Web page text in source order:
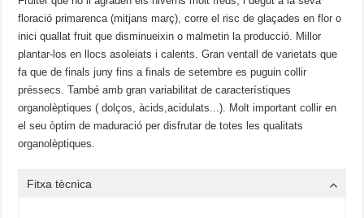
floració primarenca (mitjans març), corre el risc de glaçades en flor o
inici quallat fruit que disminueixin o malmetin la producció. Millor
plantar-los en llocs asoleiats i calents. Gran ventall de varietats que
fa que de finals juny fins a finals de setembre es puguin collir
préssecs. També amb gran variabilitat de característiques
organolèptiques ( dolços, àcids,acidulats...). Molt important collir en
el seu òptim de maduració per disfrutar de totes les qualitats
organolèptiques.
Fitxa tècnica